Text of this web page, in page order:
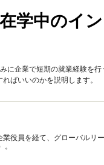
学中のイ
企業で短期の就業経験を
ばいいのかを説明します。
役員を経て、グローバルリ